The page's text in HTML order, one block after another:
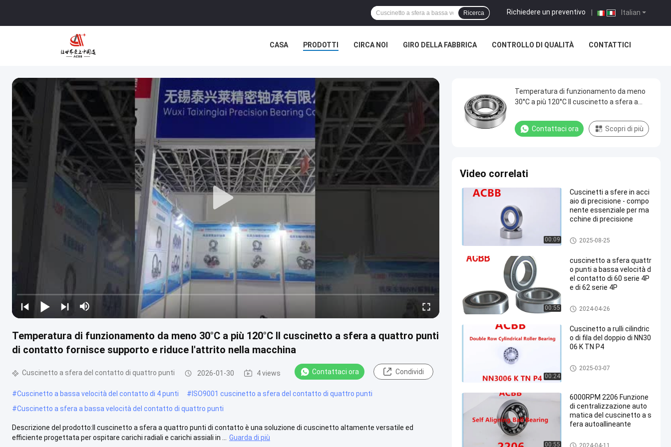
Italian
Richiedere un preventivo
Ricerca
CASA PRODOTTI CIRCA NOI GIRO DELLA FABBRICA CONTROLLO DI QUALITÀ CONTATTICI
Temperatura di funzionamento da meno 30°C a più 120°C Il cuscinetto a sfera a quattro punti
di contatto fornisce supporto e riduce l'attrito nella macchina
Cuscinetto a sfera del contatto di quattro punti 2026-01-30 4 views Contattaci ora Condividi
#Cuscinetto a bassa velocità del contatto di 4 punti #ISO9001 cuscinetto a sfera del contatto di quattro punti
#Cuscinetto a sfera a bassa velocità del contatto di quattro punti
Descrizione del prodotto:Il cuscinetto a sfera a quattro punti di contatto è una soluzione di cuscinetto altamente versatile ed
efficiente progettata per ospitare carichi radiali e carichi assiali in ...
Guarda di più
Temperatura di funzionamento da meno
30°C a più 120°C Il cuscinetto a sfera a
supporto e riduce l'attrito nella macchina
Contattaci ora Scopri di più
Video correlati
00:09
Cuscinetti a sfere in acci
aio di precisione - compo
nente essenziale per ma
cchine di precisione
Cuscinetti a sfera minuscoli
2025-08-25
00:55
cuscinetto a sfera quattr
o punti a bassa velocità d
el contatto di 60 serie 4P
e di 62 serie 4P
Cuscinetto a sfera del contatt
o di quattro punti
2024-04-26
00:24
Cuscinetto a rulli cilindric
o di fila del doppio di NN30
06 K TN P4
Cuscinetto a rulli cilindrico di
doppia fila
2025-03-07
00:55
6000RPM 2206 Funzione
di centralizzazione auto
matica del cuscinetto a s
fera autoallineante
Cuscinetto a sfere autoallinea
2024-04-11